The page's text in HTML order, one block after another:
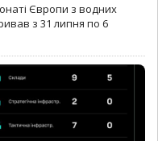
Європи з водних
з 31 липня по 6